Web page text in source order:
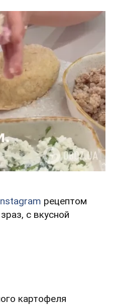
рецептом
с вкусной
картофеля